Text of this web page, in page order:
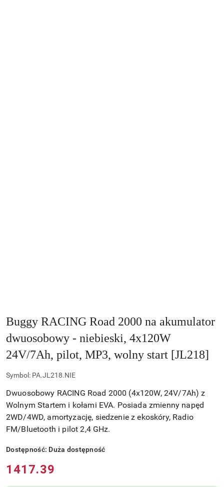
Buggy RACING Road 2000 na akumulator
dwuosobowy - niebieski, 4x120W
24V/7Ah, pilot, MP3, wolny start [JL218]
Symbol: PA.JL218.NIE
Dwuosobowy RACING Road 2000 (4x120W, 24V/7Ah) z
Wolnym Startem i kołami EVA. Posiada zmienny napęd
2WD/4WD, amortyzację, siedzenie z ekoskóry, Radio
FM/Bluetooth i pilot 2,4 GHz.
Dostępność: Duża dostępność
Cena:
1417.39